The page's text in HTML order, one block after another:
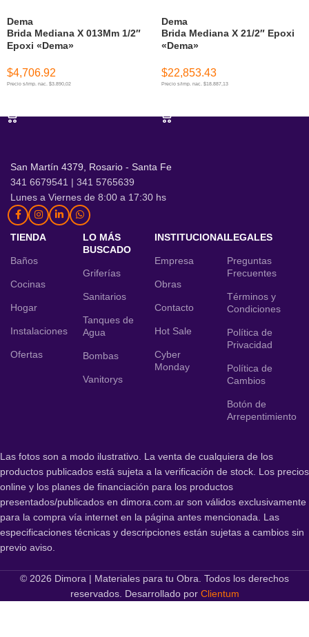
Brida Mediana X 013Mm 1/2″
Epoxi «Dema»
Dema
$4,706.92
Precio s/imp. nac. $3.890,02
Brida Mediana X 21/2″ Epoxi
«Dema»
Dema
$22,853.43
Precio s/imp. nac. $18.887,13
San Martín 4379, Rosario - Santa Fe
341 6679541 | 341 5765639
Lunes a Viernes de 8:00 a 17:30 hs
TIENDA
Baños
Cocinas
Hogar
Instalaciones
Ofertas
LO MÁS
BUSCADO
Griferías
Sanitarios
Tanques de
Agua
Bombas
Vanitorys
INSTITUCIONAL
Empresa
Obras
Contacto
Hot Sale
Cyber
Monday
LEGALES
Preguntas
Frecuentes
Términos y
Condiciones
Política de
Privacidad
Política de
Cambios
Botón de
Arrepentimiento
Las fotos son a modo ilustrativo. La venta de cualquiera de los
productos publicados está sujeta a la verificación de stock. Los precios
online y los planes de financiación para los productos
presentados/publicados en dimora.com.ar son válidos exclusivamente
para la compra vía internet en la página antes mencionada. Las
especificaciones técnicas y descripciones están sujetas a cambios sin
previo aviso.
© 2026 Dimora | Materiales para tu Obra. Todos los derechos
reservados. Desarrollado por Clientum